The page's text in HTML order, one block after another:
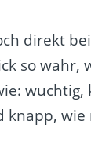
direkt
so wahr,
knapp,